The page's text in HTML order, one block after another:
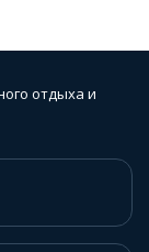
отдыха и